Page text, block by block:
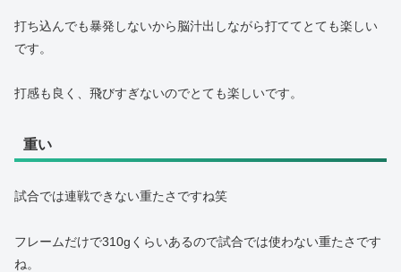
打ち込んでも暴発しないから脳汁出しながら打ててとても楽しい
です。
打感も良く、飛びすぎないのでとても楽しいです。
重い
試合では連戦できない重たさですね笑
フレームだけで310gくらいあるので試合では使わない重たさです
ね。